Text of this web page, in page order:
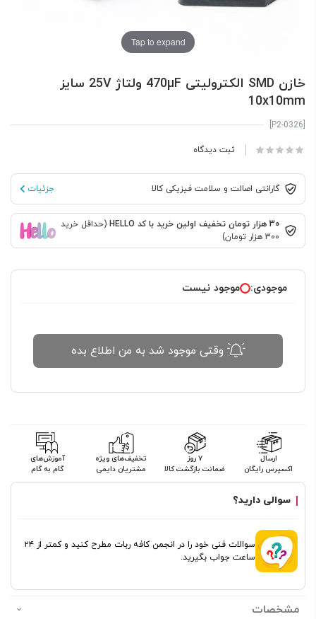
Tap to expand
خازن SMD الکترولیتی 470µF ولتاژ 25V سایز
10x10mm
ثبت دیدگاه
گارانتی اصالت و سلامت فیزیکی کالا جزئیات
30 هزار تومان تخفیف اولین خرید با کد HELLO
(حداقل خرید
300 هزار تومان)
موجودی: موجود نیست
وقتی موجود شد به من اطلاع بده
ارسال
اکسپرس رایگان
۷ روز
ضمانت بازگشت کالا
تخفیف‌های ویژه
مشتریان دایمی
آموزش‌های
گام به گام
سوالی دارید؟
سوالات فنی خود را در انجمن کافه ربات مطرح کنید و کمتر از ۲۴
ساعت جواب بگیرید.
مشخصات